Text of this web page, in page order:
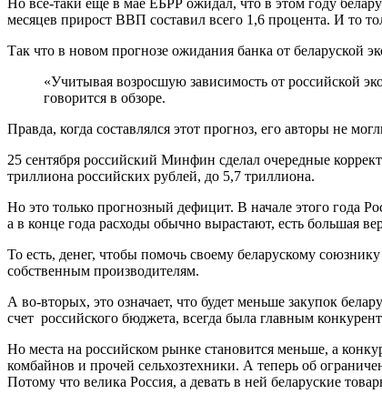
месяцев прирост ВВП составил всего 1,6 процента. И то
Так что в новом прогнозе ожидания банка от беларуской
«Учитывая возросшую зависимость от российской
говорится в обзоре.
Правда, когда составлялся этот прогноз, его авторы не
25 сентября российский Минфин сделал очередные
триллиона российских рублей, до 5,7 триллиона.
Но это только прогнозный дефицит. В начале этого года
а в конце года расходы обычно вырастают, есть большая
То есть, денег, чтобы помочь своему беларускому
собственным производителям.
А во-вторых, это означает, что будет меньше закупок
счет российского бюджета, всегда была главным
Но места на российском рынке становится меньше, а
комбайнов и прочей сельхозтехники. А теперь об
Потому что велика Россия, а девать в ней беларуские